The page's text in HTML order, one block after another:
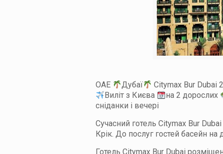
ОАЕ Дубаї
Citymax Bur Dubai
Виліт з Києва
на 2 дорослих
сніданки і вечері
Сучасний готель Citymax Bur
Крік. До послуг гостей басейн на
Готель Citymax Bur Dubai